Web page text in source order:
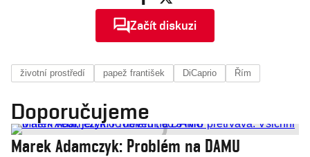
Začít diskuzi
životní prostředí papež františek DiCaprio Řím
Doporučujeme
Marek Adamczyk: Problém na DAMU